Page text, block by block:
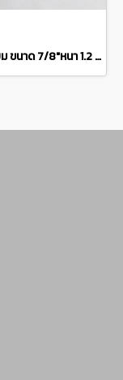
ท่ออลูมิเนียม ขนาด 7/8"หนา 1.2 มิล เกรด 6063 Aluminum pipeแบ่งขายความยาว 10 เซนติเมตร